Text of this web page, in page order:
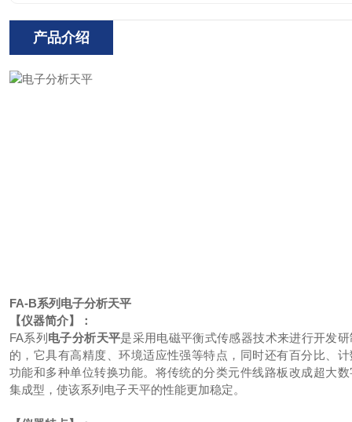
产品介绍
FA-B系列 电子分析天平
【仪器简介】：
FA系列 电子分析天平是采用电磁平衡式传感器技术来进行开发研
的，它具有高精度、环境适应性强等特点，同时还有百分比、计
功能和多种单位转换功能。将传统的分类元件线路板改成超大数
集成型，使该系列电子天平的性能更加稳定。